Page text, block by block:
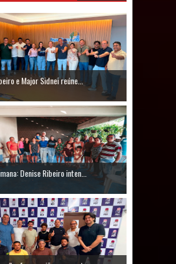
Prefeito Major Sidnei busca em
Brasília recursos para nova Casa de
Acolhida e CRAS de Sapé
Denise Ribeiro toma posse no
Diretório Nacional do PDT durante
Convenção em Brasília
Dois Gigantes da Poesia Paraibana
inspiram a IV FEIRA LITERÁRIA DO
BREJO em Guarabira
Vereador Davyd Matias reúne cerca
e Major Sidnei reúne...
Denise Ribeiro inten...